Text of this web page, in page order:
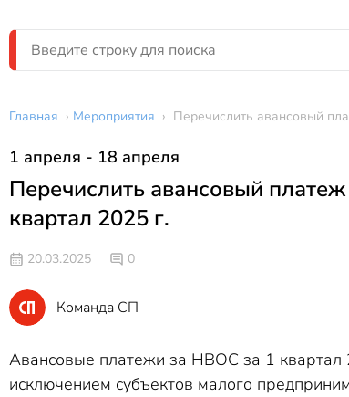
Главная › Мероприятия › Перечислить авансовый
1 апреля - 18 апреля
Перечислить авансовый
квартал 2025 г.
20.03.2025 0
Команда СП
Авансовые платежи за НВОС за 1 квартал
исключением субъектов малого